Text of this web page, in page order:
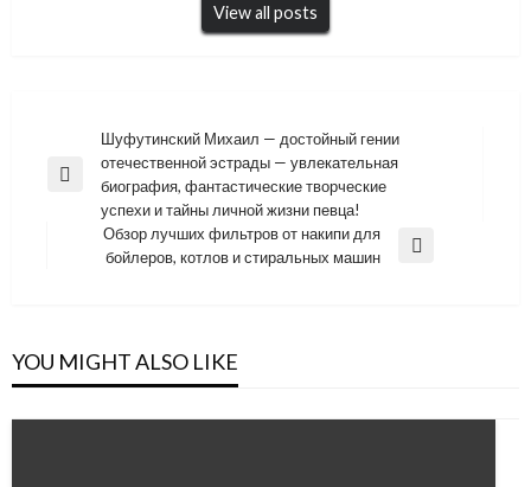
View all posts
Навигация
по
записям
Previous
Шуфутинский Михаил — достойный гении
отечественной эстрады — увлекательная
биография, фантастические творческие
успехи и тайны личной жизни певца!
Обзор лучших фильтров от накипи для
бойлеров, котлов и стиральных машин
YOU MIGHT ALSO LIKE